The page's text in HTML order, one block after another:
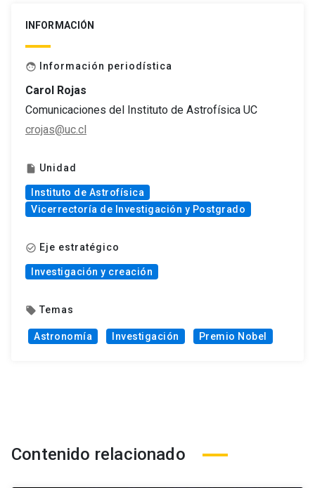
INFORMACIÓN
face Información periodística
Carol Rojas
Comunicaciones del Instituto de Astrofísica UC
crojas@uc.cl
insert_drive_file Unidad
Instituto de Astrofísica
Vicerrectoría de Investigación y Postgrado
check_circle_outline Eje estratégico
Investigación y creación
local_offer Temas
Astronomía Investigación Premio Nobel
Contenido relacionado